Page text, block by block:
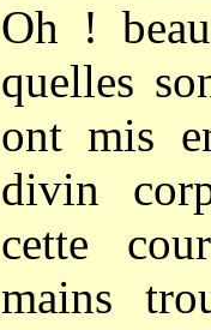
Oh !
quelles
ont mis
divin
cette
mains